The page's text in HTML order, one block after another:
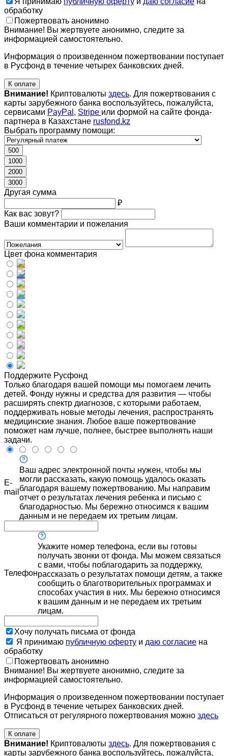
обработку
Пожертвовать анонимно
Внимание! Вы жертвуете анонимно, следите за
информацией самостоятельно.
Информация о произведенном пожертвовании поступает
в Русфонд в течение четырех банковских дней.
К оплате
Внимание! Криптовалюты здесь. Для пожертвования с
карты зарубежного банка воспользуйтесь, пожалуйста,
сервисами PayPal , Stripe или формой на сайте фонда-
партнера в Казахстане rusfond.kz
Выбрать программу помощи:
500
1000
2000
3000
Другая сумма
₽
Как вас зовут?
Ваши комментарии и пожелания
Цвет фона комментария
Поддержите Русфонд
Только благодаря вашей помощи мы помогаем лечить
детей. Фонду нужны и средства для развития — чтобы
расширять спектр диагнозов, с которыми работаем,
поддерживать новые методы лечения, распространять
медицинские знания. Любое ваше пожертвование
поможет нам лучше, полнее, быстрее выполнять наши
задачи.
E-
mail
Ваш адрес электронной почты нужен, чтобы мы
могли рассказать, какую помощь удалось оказать
благодаря вашему пожертвованию. Мы направим
отчет о результатах лечения ребенка и письмо с
благодарностью. Мы бережно относимся к вашим
данным и не передаем их третьим лицам.
Телефон
Укажите номер телефона, если вы готовы
получать звонки от фонда. Мы можем связаться
с вами, чтобы поблагодарить за поддержку,
рассказать о результатах помощи детям, а также
сообщить о благотворительных программах и
способах участия в них. Мы бережно относимся
к вашим данным и не передаем их третьим
лицам.
Хочу получать письма от фонда
Я принимаю публичную оферту и даю согласие на
обработку
Пожертвовать анонимно
Внимание! Вы жертвуете анонимно, следите за
информацией самостоятельно.
Информация о произведенном пожертвовании поступает
в Русфонд в течение четырех банковских дней.
Отписаться от регулярного пожертвования можно здесь
К оплате
Внимание! Криптовалюты здесь. Для пожертвования с
карты зарубежного банка воспользуйтесь, пожалуйста,